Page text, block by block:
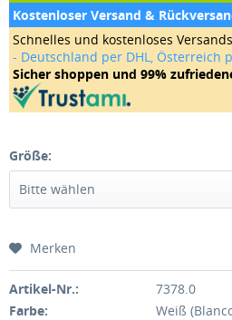
Kostenloser Versand &
Schnelles und kostenloses
- Deutschland per DHL, Österreich
Sicher shoppen und 99%
Größe:
Merken
Artikel-Nr.:
7378.0
Farbe:
Weiß